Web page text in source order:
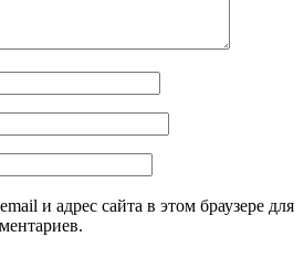
и адрес сайта в этом браузере для